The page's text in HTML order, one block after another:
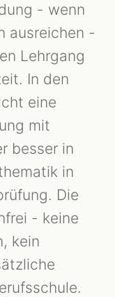
- wenn
ausreichen -
Lehrgang
In den
eine
mit
besser in
in
Die
- keine
kein